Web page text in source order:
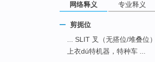
网络释义 专业释义
剪扼位
... SLIT 叉（无搭位/堆叠位）
上衣dú特机器，特种车 ...